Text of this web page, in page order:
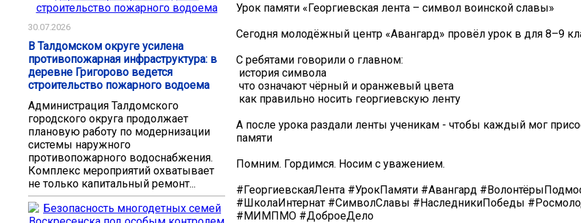
30.07.2026
В Талдомском округе усилена
противопожарная инфраструктура: в
деревне Григорово ведется
строительство пожарного водоема
Администрация Талдомского
городского округа продолжает
плановую работу по модернизации
системы наружного
противопожарного водоснабжения.
Комплекс мероприятий охватывает
не только капитальный ремонт...
Урок памяти «Георгиевская лента – символ воинской славы» ️
Сегодня молодёжный центр «Авангард» провёл урок в для 8–9
С ребятами говорили о главном:
️ история символа
️ что означают чёрный и оранжевый цвета
️ как правильно носить георгиевскую ленту
А после урока раздали ленты ученикам - чтобы каждый мог
памяти
Помним. Гордимся. Носим с уважением.
#ГеоргиевскаяЛента #УрокПамяти #Авангард
#ШколаИнтернат #СимволСлавы #НаследникиПобеды
#МИМПМО #ДоброеДело